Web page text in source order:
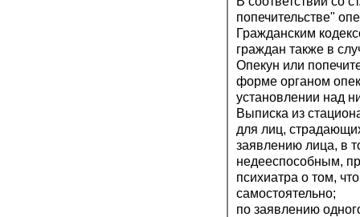
попечительстве"
Гражданским
граждан также в
Опекун или
форме органом
установлении над
Выписка из
для лиц,
заявлению лица, в
недееспособным,
психиатра о том,
самостоятельно;
по заявлению